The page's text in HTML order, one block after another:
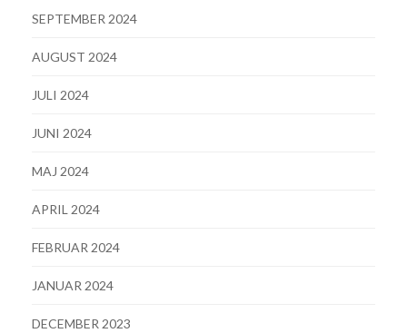
SEPTEMBER 2024
AUGUST 2024
JULI 2024
JUNI 2024
MAJ 2024
APRIL 2024
FEBRUAR 2024
JANUAR 2024
DECEMBER 2023